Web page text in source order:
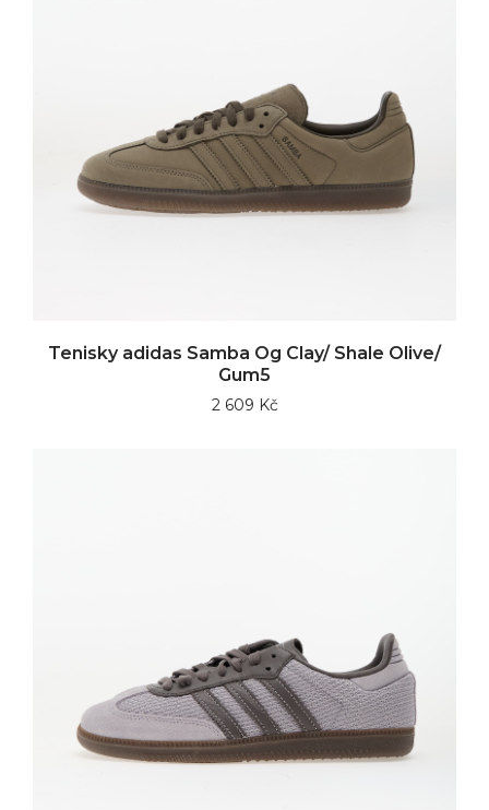
Tenisky adidas Samba Og Clay/ Shale Olive/
Gum5
2 609 Kč